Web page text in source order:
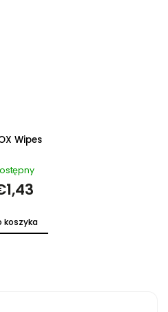
DTOX Drink BOX 10 x 10ml